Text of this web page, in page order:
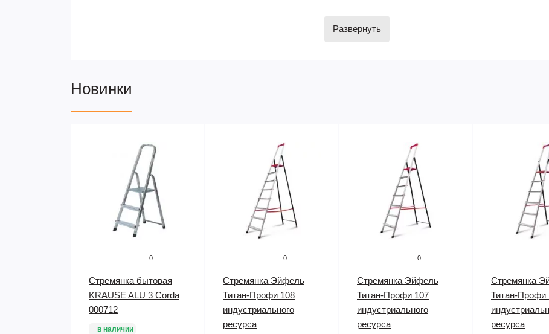
Электрическая прочность стеклопластика - 2,5 кВт/см
Развернуть
Новинки
0
Стремянка бытовая
KRAUSE ALU 3 Corda
000712
в наличии
0
Стремянка Эйфель
Титан-Профи 108
индустриального
ресурса
0
Стремянка Эйфель
Титан-Профи 107
индустриального
ресурса
Стремянка
Титан-Профи
ресурса